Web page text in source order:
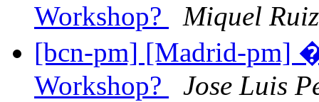
Workshop?
Miquel Ruiz
[bcn-pm] [Madrid-pm]
Workshop?
Jose Luis